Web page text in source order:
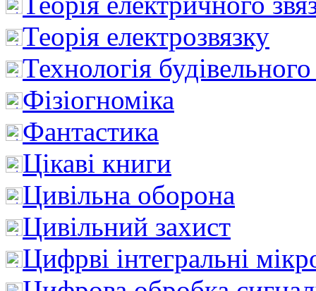
Теорія електрозвязку
Технологія
Фізіогноміка
Фантастика
Цікаві книги
Цивільна оборона
Цивільний захист
Цифрві інтегральні